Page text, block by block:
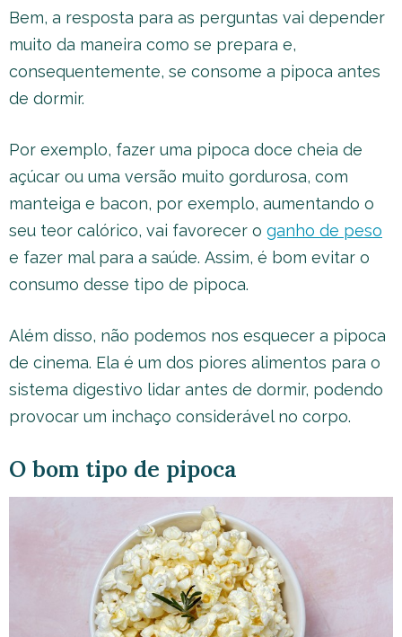
Bem, a resposta para as perguntas vai depender
muito da maneira como se prepara e,
consequentemente, se consome a pipoca antes
de dormir.
Por exemplo, fazer uma pipoca doce cheia de
açúcar ou uma versão muito gordurosa, com
manteiga e bacon, por exemplo, aumentando o
seu teor calórico, vai favorecer o ganho de peso
e fazer mal para a saúde. Assim, é bom evitar o
consumo desse tipo de pipoca.
Além disso, não podemos nos esquecer a pipoca
de cinema. Ela é um dos piores alimentos para o
sistema digestivo lidar antes de dormir, podendo
provocar um inchaço considerável no corpo.
O bom tipo de pipoca